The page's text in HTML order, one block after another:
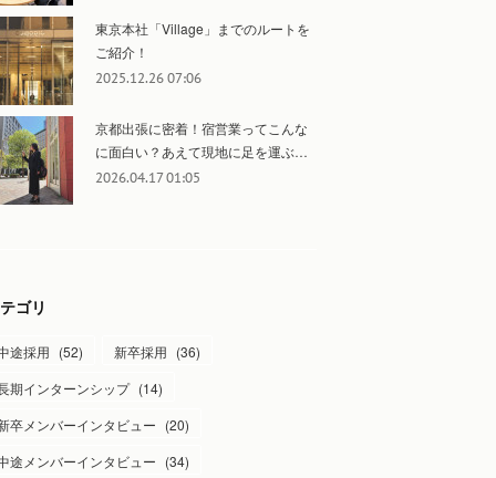
東京本社「Village」までのルートを
ご紹介！
2025.12.26 07:06
京都出張に密着！宿営業ってこんな
に面白い？あえて現地に足を運ぶ…
2026.04.17 01:05
ゴリ
途採用 (52) 新卒採用 (36)
期インターンシップ (14)
卒メンバーインタビュー (20)
途メンバーインタビュー (34)